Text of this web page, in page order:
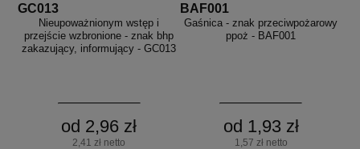
GC013
Nieupoważnionym wstęp i
przejście wzbronione - znak bhp
zakazujący, informujący - GC013
od 2,96 zł
2,41 zł netto
BAF001
Gaśnica - znak przeciwpożarowy
ppoż - BAF001
od 1,93 zł
1,57 zł netto